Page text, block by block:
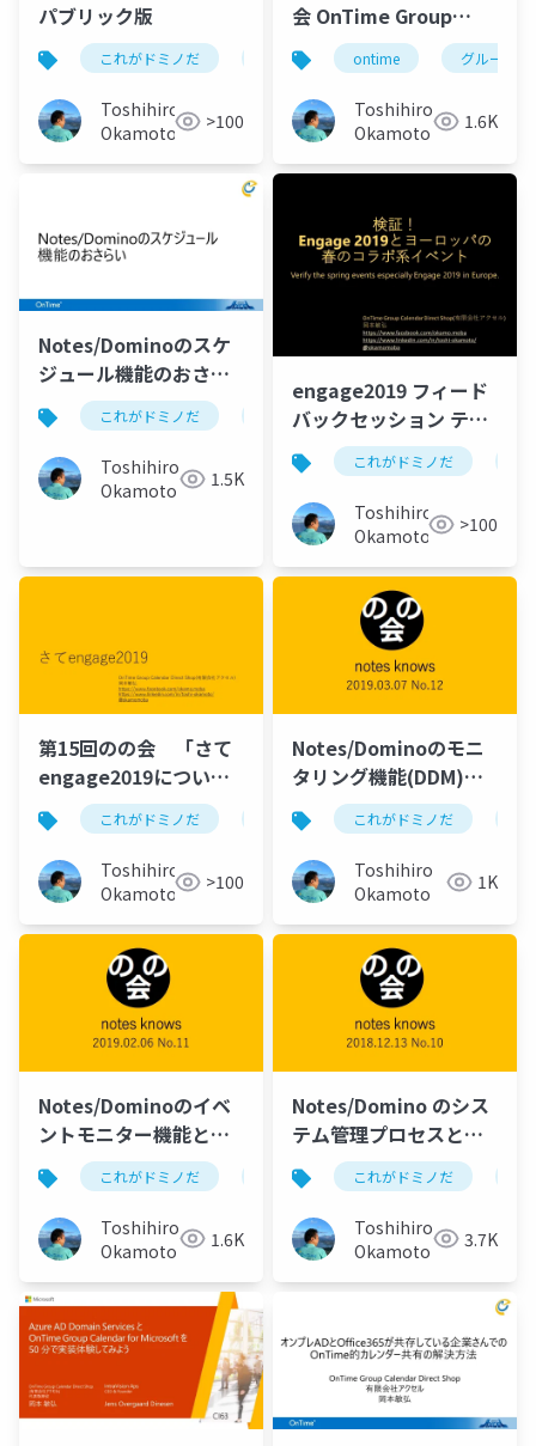
パブリック版
これがドミノだ ontime hcl domino
Toshihiro
Okamoto
>100
会 OnTime Group
Calendar for
Microsoft Teams
ontime グループ
Toshihiro
Okamoto
1.6K
Notes/Dominoのスケ
ジュール機能のおさら
い 及び OnTimeの
Domino/Exchange連
携機能
これがドミノだ ontime hcl domino
Toshihiro
Okamoto
1.5K
engage2019 フィード
バックセッション テク
てく Lotus 技術者夜会
これがドミノだ
Toshihiro
Okamoto
>100
第15回のの会 「さて
engage2019につい
て」
これがドミノだ ontime hcl domino
Toshihiro
Okamoto
>100
Notes/Dominoのモニ
タリング機能(DDM)に
ついて これがドミノだ
Toshihiro
Okamoto
1K
Notes/Dominoのイベ
ントモニター機能と
は？
これがドミノだ ontime hcl domino
Toshihiro
Okamoto
1.6K
Notes/Domino のシス
テム管理プロセスと
は？
これがドミノだ
Toshihiro
Okamoto
3.7K